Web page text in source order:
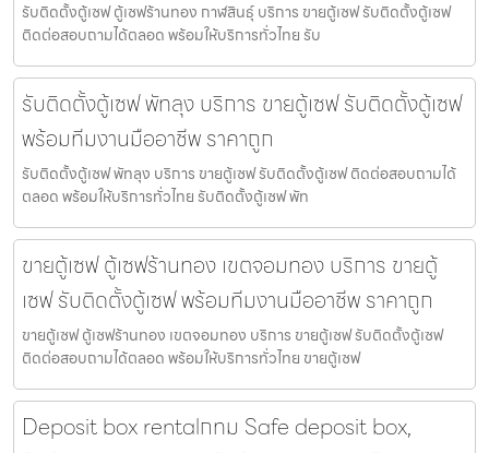
รับติดตั้งตู้เซฟ ตู้เซฟร้านทอง กาฬสินธุ์ บริการ ขายตู้เซฟ รับติดตั้งตู้เซฟ
ติดต่อสอบถามได้ตลอด พร้อมให้บริการทั่วไทย รับ
รับติดตั้งตู้เซฟ พัทลุง บริการ ขายตู้เซฟ รับติดตั้งตู้เซฟ
พร้อมทีมงานมืออาชีพ ราคาถูก
รับติดตั้งตู้เซฟ พัทลุง บริการ ขายตู้เซฟ รับติดตั้งตู้เซฟ ติดต่อสอบถามได้
ตลอด พร้อมให้บริการทั่วไทย รับติดตั้งตู้เซฟ พัท
ขายตู้เซฟ ตู้เซฟร้านทอง เขตจอมทอง บริการ ขายตู้
เซฟ รับติดตั้งตู้เซฟ พร้อมทีมงานมืออาชีพ ราคาถูก
ขายตู้เซฟ ตู้เซฟร้านทอง เขตจอมทอง บริการ ขายตู้เซฟ รับติดตั้งตู้เซฟ
ติดต่อสอบถามได้ตลอด พร้อมให้บริการทั่วไทย ขายตู้เซฟ
Deposit box rentalกทม Safe deposit box,